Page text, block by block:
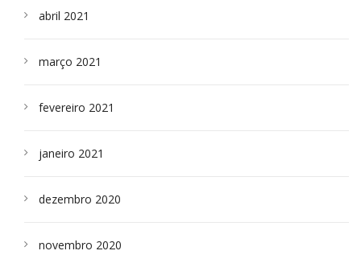
abril 2021
março 2021
fevereiro 2021
janeiro 2021
dezembro 2020
novembro 2020